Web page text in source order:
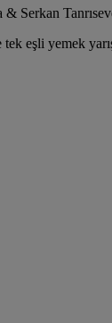
Serkan
eşli yemek